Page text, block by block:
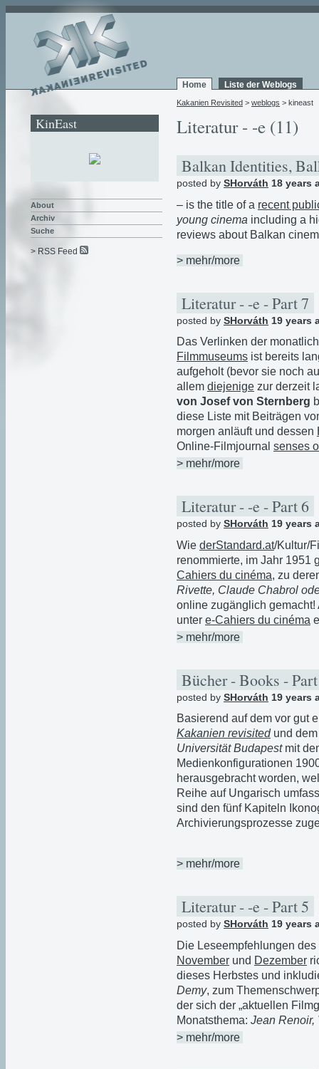
Home Liste der Weblogs
Kakanien Revisited > weblogs > kineast
Literatur - -e (11)
Balkan Identities,
posted by SHorváth 18 years
– is the title of a recent
young cinema including a
reviews about Balkan
> mehr/more
Literatur - -e - Part 7
posted by SHorváth 19 years
Das Verlinken der
Filmmuseums ist bereits
aufgeholt (bevor sie noch
allem diejenige zur derzeit
von Josef von Sternberg
diese Liste mit Beiträgen
morgen anläuft und dessen
Online-Filmjournal senses
> mehr/more
Literatur - -e - Part 6
posted by SHorváth 19 years
Wie derStandard.at/Kultur/
renommierte, im Jahr 1951
Cahiers du cinéma, zu
Rivette, Claude Chabrol
online zugänglich
unter e-Cahiers du cinéma
> mehr/more
Bücher - Books -
posted by SHorváth 19 years
Basierend auf dem vor gut
Kakanien revisitedund
Universität Budapestmit
Medienkonfigurationen
herausgebracht worden,
Reihe auf Ungarisch
sind den fünf Kapiteln
Archivierungsprozesse
> mehr/more
Literatur - -e - Part 5
posted by SHorváth 19 years
Die Leseempfehlungen des
November und Dezember
dieses Herbstes und
Demy, zum
der sich der „aktuellen
Monatsthema: Jean Renoir,
> mehr/more
KinEast
About
Archiv
Suche
> RSS Feed